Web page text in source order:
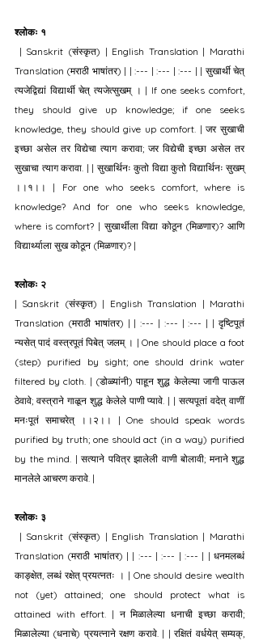
श्लोकः १
Translation (मराठी भाषांतर) | | :--- | :--- | :--- | | सुखार्थी चेत्
त्यजेद्विद्यां विद्यार्थी चेत् त्यजेत्सुखम् । | If one seeks comfort,
they should give up knowledge; if one seeks
knowledge, they should give up comfort. | जर सुखाची
इच्छा असेल तर विद्येचा त्याग करावा; जर विद्येची इच्छा असेल तर
सुखाचा त्याग करावा. | | सुखार्थिनः कुतो विद्या कुतो विद्यार्थिनः सुखम्
।।१।। | For one who seeks comfort, where is
knowledge? And for one who seeks knowledge,
where is comfort? | सुखार्थीला विद्या कोठून (मिळणार)? आणि
विद्यार्थ्याला सुख कोठून (मिळणार)? |
श्लोकः २
| Sanskrit (संस्कृत) | English Translation | Marathi
Translation (मराठी भाषांतर) | | :--- | :--- | :--- | | दृष्टिपूतं
न्यसेत् पादं वस्त्रपूतं पिबेत् जलम् । | One should place a foot
(step) purified by sight; one should drink water
filtered by cloth. | (डोळ्यांनी) पाहून शुद्ध केलेल्या जागी पाऊल
ठेवावे; वस्त्राने गाळून शुद्ध केलेले पाणी प्यावे. | | सत्यपूतां वदेत् वाणीं
मनःपूतं समाचरेत् ।।२।। | One should speak words
purified by truth; one should act (in a way) purified
by the mind. | सत्याने पवित्र झालेली वाणी बोलावी; मनाने शुद्ध
मानलेले आचरण करावे. |
श्लोकः ३
Translation (मराठी भाषांतर) | | :--- | :--- | :--- | | धनमलब्धं
काङ्क्षेत, लब्धं रक्षेत् प्रयत्नतः । | One should desire wealth
not (yet) attained; one should protect what is
attained with effort. | न मिळालेल्या धनाची इच्छा करावी;
मिळालेल्या (धनाचे) प्रयत्नाने रक्षण करावे. | | रक्षितं वर्धयेत् सम्यक्,